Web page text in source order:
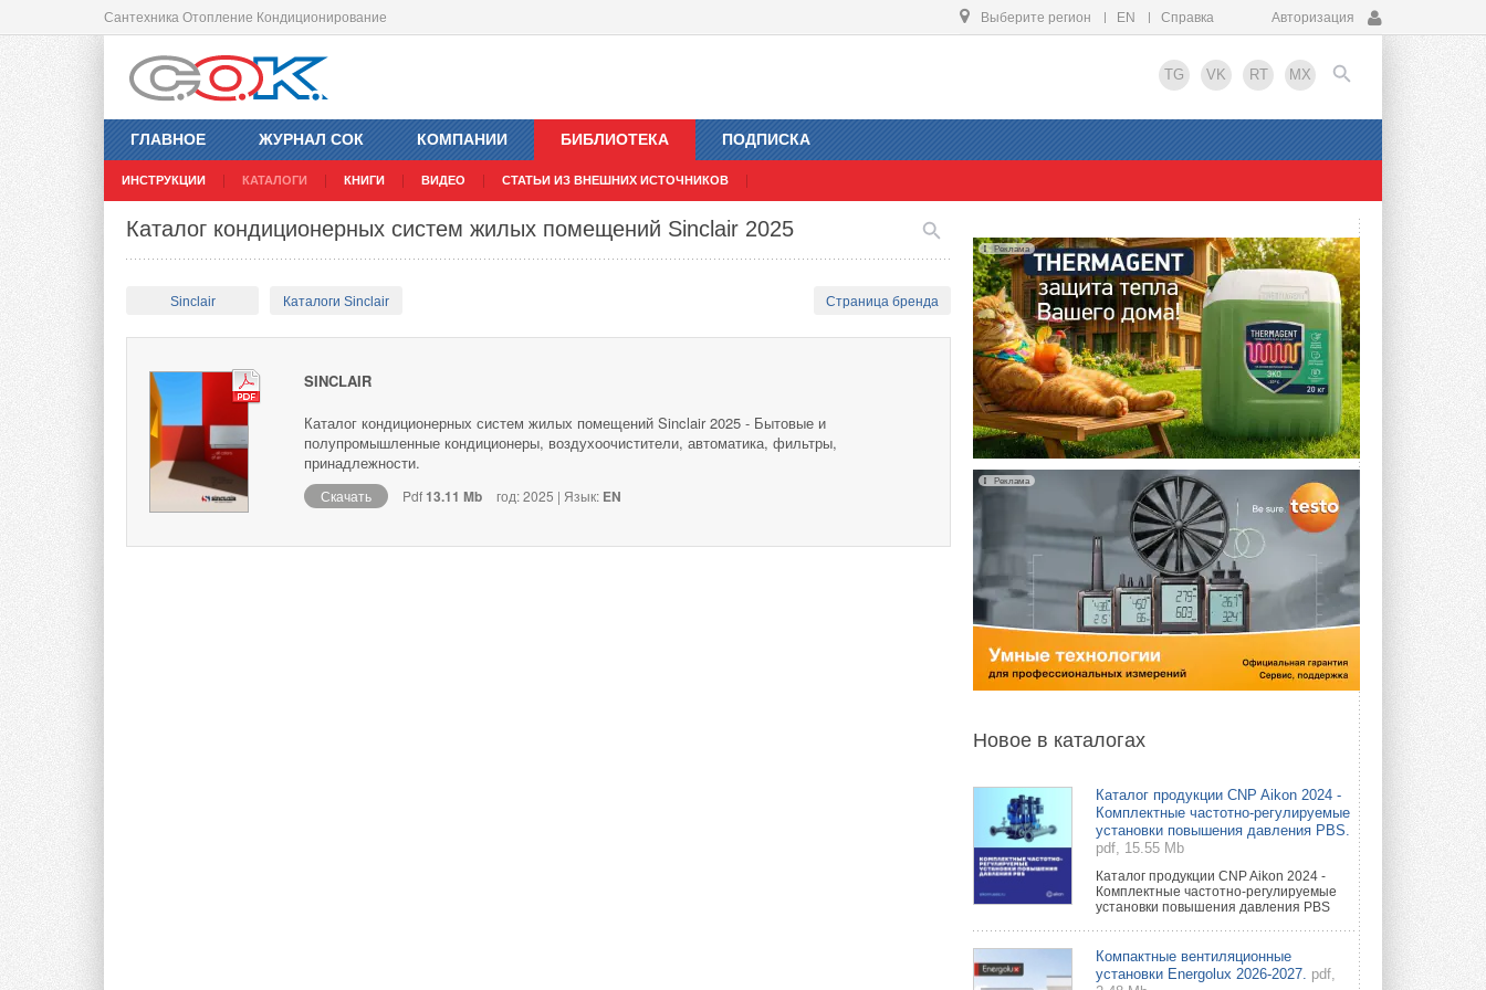
Сантехника Отопление Кондиционирование Выберите регион EN Справка Авторизация
TG VK RT MX
ГЛАВНОЕ ЖУРНАЛ СОК КОМПАНИИ БИБЛИОТЕКА
ИНСТРУКЦИИ КАТАЛОГИ КНИГИ ВИДЕО СТАТЬИ ИЗ ВНЕШНИХ ИСТОЧНИКОВ
ПОДПИСКА
EN
Каталог кондиционерных систем жилых помещений Sinclair 2025
Sinclair Каталоги Sinclair Страница бренда
SINCLAIR
Каталог кондиционерных систем жилых помещений Sinclair 2025 - Бытовые и
полупромышленные кондиционеры, воздухоочистители, автоматика, фильтры,
принадлежности.
Скачать Pdf13.11 Mb год: 2025 | Язык: EN
Реклама
Реклама
Новое в каталогах
Каталог продукции CNP Aikon 2024 -
Комплектные частотно-регулируемые
установки повышения давления PBS.
pdf, 15.55 Mb
Каталог продукции CNP Aikon 2024 -
Комплектные частотно-регулируемые
установки повышения давления PBS
Компактные вентиляционные
установки Energolux 2026-2027. pdf,